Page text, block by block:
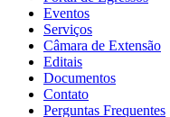
Eventos
Serviços
Câmara de Extensão
Editais
Documentos
Contato
Perguntas Frequentes